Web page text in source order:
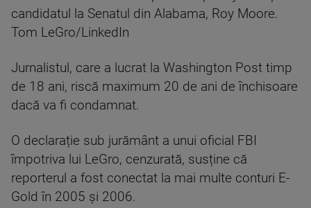
candidatul la Senatul din Alabama, Roy Moore.
Tom LeGro/LinkedIn
Jurnalistul, care a lucrat la Washington Post timp
de 18 ani, riscă maximum 20 de ani de închisoare
dacă va fi condamnat.
O declarație sub jurământ a unui oficial FBI
împotriva lui LeGro, cenzurată, susține că
reporterul a fost conectat la mai multe conturi E-
Gold în 2005 și 2006.